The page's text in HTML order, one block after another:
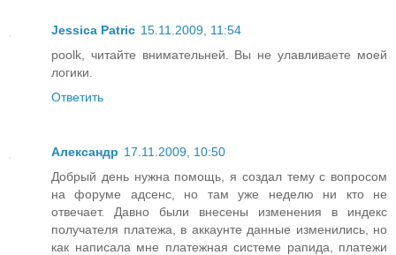
Jessica Patric 15.11.2009, 11:54
poolk, читайте внимательней. Вы не улавливаете моей
логики.
Ответить
Александр 17.11.2009, 10:50
Добрый день нужна помощь, я создал тему с вопросом
на форуме адсенс, но там уже неделю ни кто не
отвечает. Давно были внесены изменения в индекс
получателя платежа, в аккаунте данные изменились, но
как написала мне платежная системе рапида, платежи